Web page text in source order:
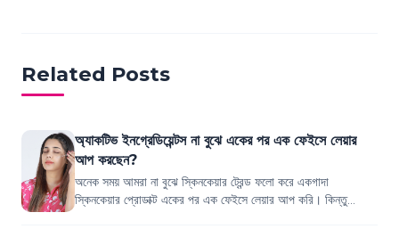
Related Posts
অ্যাকটিভ ইনগ্রেডিয়েন্টস না বুঝে একের পর এক ফেইসে লেয়ার
আপ করছেন?
অনেক সময় আমরা না বুঝে স্কিনকেয়ার ট্রেন্ড ফলো করে একগাদা
স্কিনকেয়ার প্রোডাক্ট একের পর এক ফেইসে লেয়ার আপ করি। কিন্তু